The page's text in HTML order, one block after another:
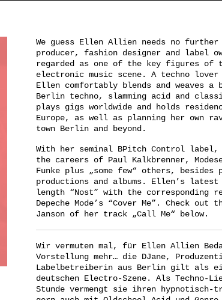
We guess Ellen Allien needs no
producer, fashion designer and label
regarded as one of the key figures of
electronic music scene. A techno
Ellen comfortably blends and weaves a
Berlin techno, slamming acid and
plays gigs worldwide and holds
Europe, as well as planning her own
town Berlin and beyond.
With her seminal BPitch Control
the careers of Paul Kalkbrenner,
Funke plus „some few“ others,
productions and albums. Ellen’s
length “Nost” with the corresponding
Depeche Mode’s “Cover Me”. Check out
Janson of her track „Call Me“ below.
Wir vermuten mal, für Ellen Allien
Vorstellung mehr… die DJane,
Labelbetreiberin aus Berlin gilt als
deutschen Electro-Szene. Als Techno-
Stunde vermengt sie ihren hypnotisch-